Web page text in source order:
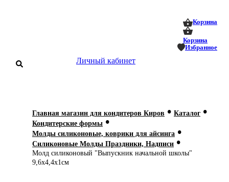
Корзина
Корзина
Избранное
Личный кабинет
Главная магазин для кондитеров Киров • Каталог •
Кондитерские формы •
Молды силиконовые, коврики для айсинга •
Силиконовые Молды Праздники, Надписи •
Молд силиконовый "Выпускник начальной школы"
9,6х4,4х1см